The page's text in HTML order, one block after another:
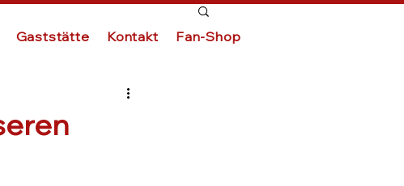
Gaststätte Kontakt Fan-Shop